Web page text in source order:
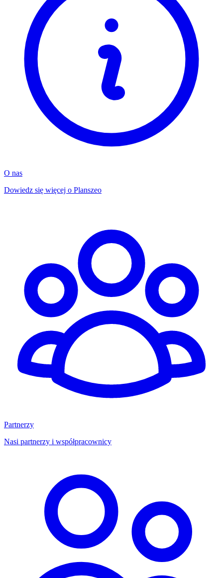
O nas
Dowiedz się więcej o Planszeo
Partnerzy
Nasi partnerzy i współpracownicy